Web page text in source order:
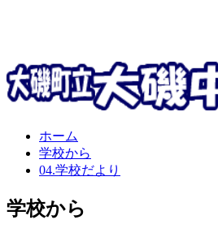
ホーム
学校から
04.学校だより
学校から